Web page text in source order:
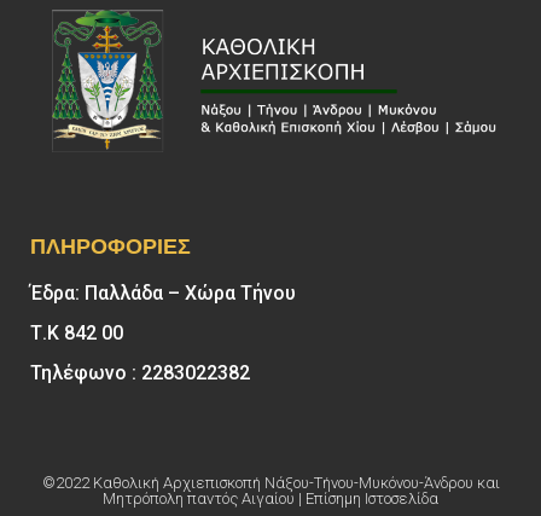
ΠΛΗΡΟΦΟΡΊΕΣ
Έδρα: Παλλάδα – Χώρα Τήνου
Τ.Κ 842 00
Τηλέφωνο : 2283022382
©2022 Καθολική Αρχιεπισκοπή Νάξου-Τήνου-Μυκόνου-Άνδρου και
Μητρόπολη παντός Αιγαίου | Επίσημη Ιστοσελίδα